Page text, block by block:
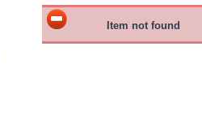
Item not found